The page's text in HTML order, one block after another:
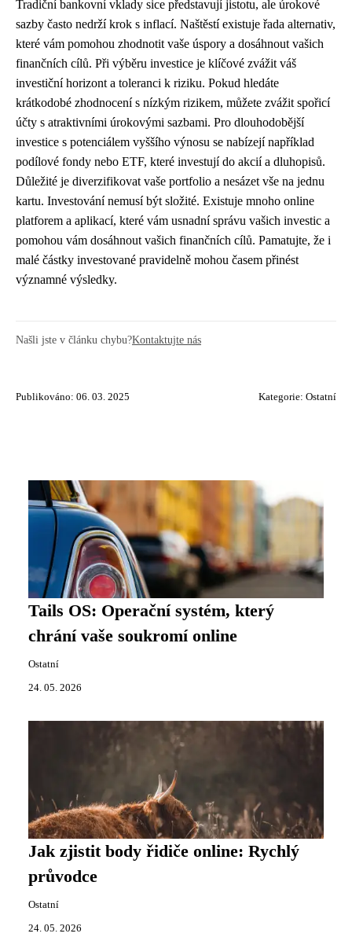
Tradiční bankovní vklady sice představují jistotu, ale úrokové
sazby často nedrží krok s inflací. Naštěstí existuje řada alternativ,
které vám pomohou zhodnotit vaše úspory a dosáhnout vašich
finančních cílů. Při výběru investice je klíčové zvážit váš
investiční horizont a toleranci k riziku. Pokud hledáte
krátkodobé zhodnocení s nízkým rizikem, můžete zvážit spořicí
účty s atraktivními úrokovými sazbami. Pro dlouhodobější
investice s potenciálem vyššího výnosu se nabízejí například
podílové fondy nebo ETF, které investují do akcií a dluhopisů.
Důležité je diverzifikovat vaše portfolio a nesázet vše na jednu
kartu. Investování nemusí být složité. Existuje mnoho online
platforem a aplikací, které vám usnadní správu vašich investic a
pomohou vám dosáhnout vašich finančních cílů. Pamatujte, že i
malé částky investované pravidelně mohou časem přinést
významné výsledky.
Našli jste v článku chybu?Kontaktujte nás
Publikováno: 06. 03. 2025 Kategorie: Ostatní
Tails OS: Operační systém, který
chrání vaše soukromí online
Ostatní
24. 05. 2026
Jak zjistit body řidiče online: Rychlý
průvodce
Ostatní
24. 05. 2026